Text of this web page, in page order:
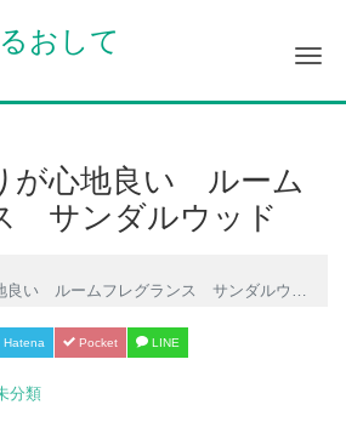
おして
が心地良い ルーム
サンダルウッド
い ルームフレグランス サンダルウッド
Hatena Pocket LINE
分類